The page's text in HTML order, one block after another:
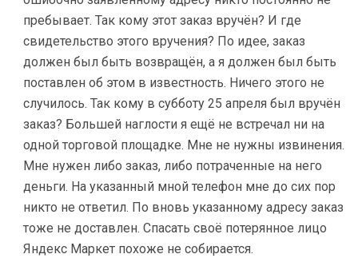
пребывает. Так кому этот заказ вручён? И где
свидетельство этого вручения? По идее, заказ
должен был быть возвращён, а я должен был быть
поставлен об этом в известность. Ничего этого не
случилось. Так кому в субботу 25 апреля был вручён
заказ? Большей наглости я ещё не встречал ни на
одной торговой площадке. Мне не нужны извинения.
Мне нужен либо заказ, либо потраченные на него
деньги. На указанный мной телефон мне до сих пор
никто не ответил. По вновь указанному адресу заказ
тоже не доставлен. Спасать своё потерянное лицо
Яндекс Маркет похоже не собирается.